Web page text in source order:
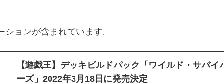
ョンが含まれています。
【遊戯王】デッキビルドパック「ワイルド・サバイ
ーズ」2022年3月18日に発売決定